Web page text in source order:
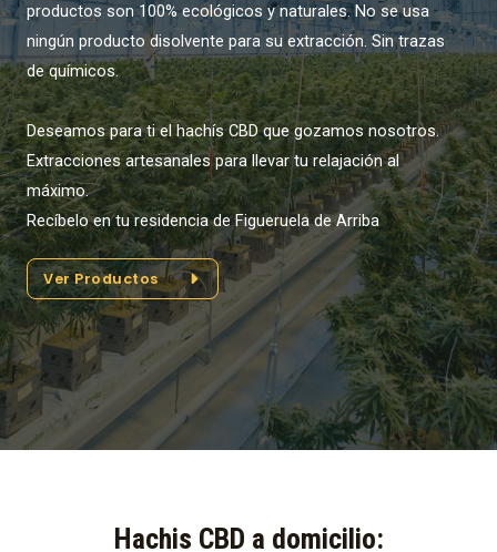
productos son 100% ecológicos y naturales. No se usa
ningún producto disolvente para su extracción. Sin trazas
de químicos.
Deseamos para ti el hachís CBD que gozamos nosotros.
Extracciones artesanales para llevar tu relajación al
máximo.
Recíbelo en tu residencia de Figueruela de Arriba
Ver Productos
Hachis CBD a domicilio:​